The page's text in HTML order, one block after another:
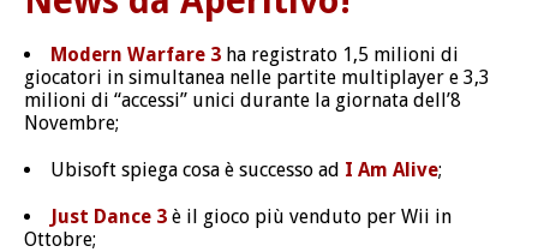
Modern Warfare 3 ha registrato 1,5 milioni di
giocatori in simultanea nelle partite multiplayer e 3,3
milioni di “accessi” unici durante la giornata dell’8
Novembre;
Ubisoft spiega cosa è successo ad I Am Alive;
Just Dance 3 è il gioco più venduto per Wii in
Ottobre;